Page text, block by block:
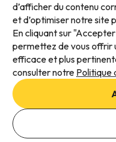
Modes de paiement
Conditions générales
Protection des données
Politique en matière de
d’afficher du contenu
et d’optimiser notre site
En cliquant sur
permettez de vous offrir
efficace et plus
consulter notre Politique